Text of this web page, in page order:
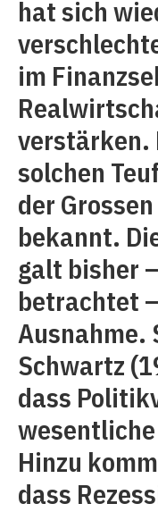
hat sich
im
verstärken.
solchen
der
bekannt.
galt bisher
betrachtet
Ausnahme.
Schwartz
dass
Hinzu
dass